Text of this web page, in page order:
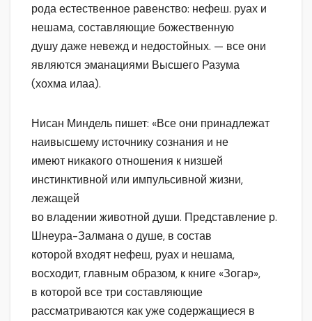
рода естественное равенство: нефеш. руах и
нешама, составляющие божественную
душу даже невежд и недостойных. — все они
являются эманациями Высшего Разума
(хохма илаа).
Нисан Миндель пишет: «Все они принадлежат
наивысшему источнику сознания и не
имеют никакого отношения к низшей
инстинктивной или импульсивной жизни,
лежащей
во владении животной души. Представление р.
Шнеура-Залмана о душе, в состав
которой входят нефеш, руах и нешама,
восходит, главным образом, к книге «Зогар»,
в которой все три составляющие
рассматриваются как уже содержащиеся в